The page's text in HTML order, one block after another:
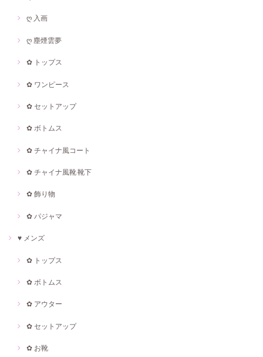
ღ 入画
ღ 塵煙雲夢
✿ トップス
✿ ワンピース
✿ セットアップ
✿ ボトムス
✿ チャイナ風コート
✿ チャイナ風靴·靴下
✿ 飾り物
✿ パジャマ
♥ メンズ
✿ トップス
✿ ボトムス
✿ アウター
✿ セットアップ
✿ お靴